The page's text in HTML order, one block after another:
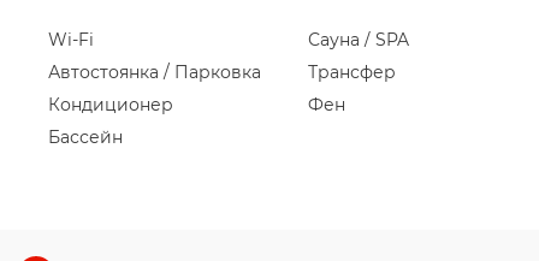
Wi-Fi
Автостоянка / Парковка
Кондиционер
Бассейн
Сауна / SPA
Трансфер
Фен